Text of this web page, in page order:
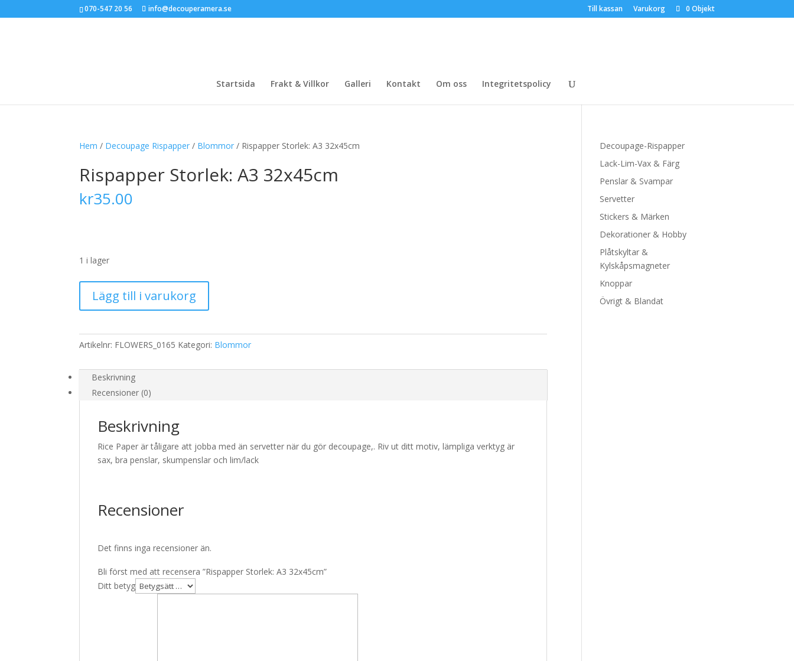
070-547 20 56 info@decouperamera.se Till kassan Varukorg 0 Objekt
Startsida Frakt & Villkor Galleri Kontakt Om oss Integritetspolicy
Hem / Decoupage Rispapper / Blommor / Rispapper Storlek: A3 32x45cm
Rispapper Storlek: A3 32x45cm
kr35.00
1 i lager
Storlek:
A3
mängd
Lägg till i varukorg
Artikelnr: FLOWERS_0165 Kategori: Blommor
Beskrivning
Recensioner (0)
Beskrivning
Rice Paper är tåligare att jobba med än servetter när du gör decoupage,. Riv ut ditt motiv, lämpliga verktyg är
sax, bra penslar, skumpenslar och lim/lack
Recensioner
Det finns inga recensioner än.
Bli först med att recensera ”Rispapper Storlek: A3 32x45cm”
Ditt betyg
Decoupage-Rispapper
Lack-Lim-Vax & Färg
Penslar & Svampar
Servetter
Stickers & Märken
Dekorationer & Hobby
Plåtskyltar &
Kylskåpsmagneter
Knoppar
Övrigt & Blandat